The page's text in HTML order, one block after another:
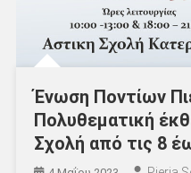
Ένωση Ποντίων
Πολυθεματική
Σχολή από τις 8